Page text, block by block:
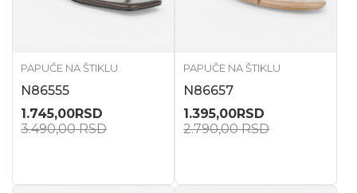
PAPUČE NA ŠTIKLU
N86555
1.745,00RSD
3.490,00RSD
PAPUČE NA ŠTIKLU
N86657
1.395,00RSD
2.790,00RSD